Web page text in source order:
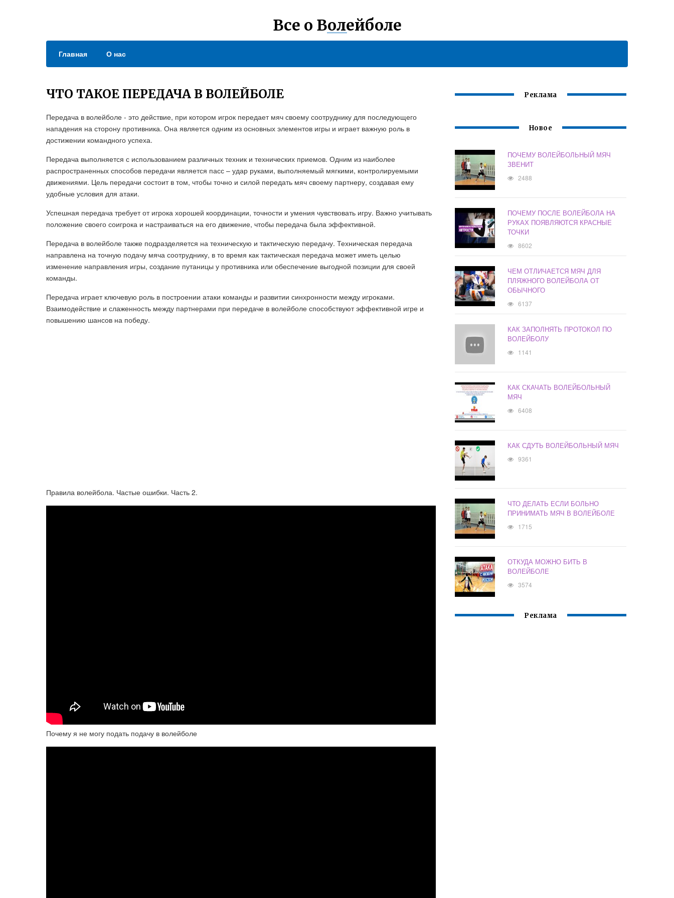
Все о Волейболе
Главная О нас
ЧТО ТАКОЕ ПЕРЕДАЧА В ВОЛЕЙБОЛЕ
Передача в волейболе - это действие, при котором игрок передает мяч своему соотруднику для последующего
нападения на сторону противника. Она является одним из основных элементов игры и играет важную роль в
достижении командного успеха.
Передача выполняется с использованием различных техник и технических приемов. Одним из наиболее
распространенных способов передачи является пасс – удар руками, выполняемый мягкими, контролируемыми
движениями. Цель передачи состоит в том, чтобы точно и силой передать мяч своему партнеру, создавая ему
удобные условия для атаки.
Успешная передача требует от игрока хорошей координации, точности и умения чувствовать игру. Важно учитывать
положение своего соигрока и настраиваться на его движение, чтобы передача была эффективной.
Передача в волейболе также подразделяется на техническую и тактическую передачу. Техническая передача
направлена на точную подачу мяча соотруднику, в то время как тактическая передача может иметь целью
изменение направления игры, создание путаницы у противника или обеспечение выгодной позиции для своей
команды.
Передача играет ключевую роль в построении атаки команды и развитии синхронности между игроками.
Взаимодействие и слаженность между партнерами при передаче в волейболе способствуют эффективной игре и
повышению шансов на победу.
Правила волейбола. Частые ошибки. Часть 2.
Почему я не могу подать подачу в волейболе
Реклама
Новое
ПОЧЕМУ ВОЛЕЙБОЛЬНЫЙ МЯЧ
ЗВЕНИТ
2488
ПОЧЕМУ ПОСЛЕ ВОЛЕЙБОЛА НА
РУКАХ ПОЯВЛЯЮТСЯ КРАСНЫЕ
ТОЧКИ
8602
ЧЕМ ОТЛИЧАЕТСЯ МЯЧ ДЛЯ
ПЛЯЖНОГО ВОЛЕЙБОЛА ОТ
ОБЫЧНОГО
6137
КАК ЗАПОЛНЯТЬ ПРОТОКОЛ ПО
ВОЛЕЙБОЛУ
1141
КАК СКАЧАТЬ ВОЛЕЙБОЛЬНЫЙ
МЯЧ
6408
КАК СДУТЬ ВОЛЕЙБОЛЬНЫЙ МЯЧ
9361
ЧТО ДЕЛАТЬ ЕСЛИ БОЛЬНО
ПРИНИМАТЬ МЯЧ В ВОЛЕЙБОЛЕ
1715
ОТКУДА МОЖНО БИТЬ В
ВОЛЕЙБОЛЕ
3574
Реклама